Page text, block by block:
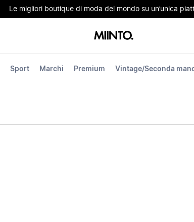
Le migliori boutique di moda del mondo su un’unica
Sport Marchi Premium Vintage/Seconda